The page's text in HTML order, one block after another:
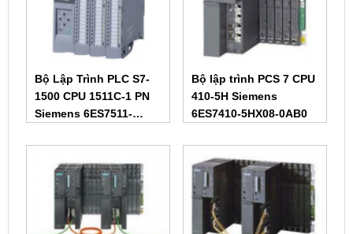
Bộ Lập Trình PLC S7-
1500 CPU 1511C-1 PN
Siemens 6ES7511-
Bộ lập trình PCS 7 CPU
410-5H Siemens
6ES7410-5HX08-0AB0